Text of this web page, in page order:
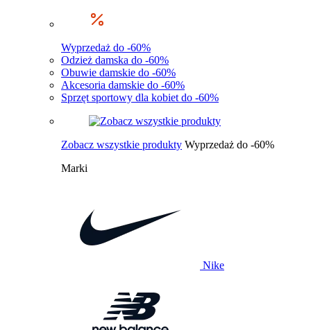
Wyprzedaż do -60%
Odzież damska do -60%
Obuwie damskie do -60%
Akcesoria damskie do -60%
Sprzęt sportowy dla kobiet do -60%
Zobacz wszystkie produkty Wyprzedaż do -60%
Marki
Nike